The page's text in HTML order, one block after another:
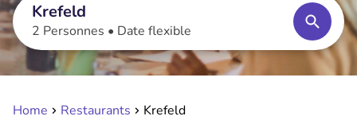
Krefeld
2 Personnes • Date flexible
Home Restaurants Krefeld